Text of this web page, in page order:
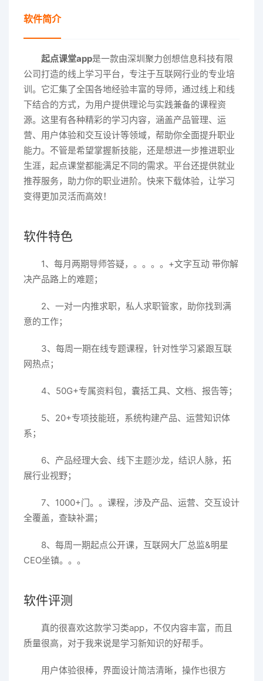
软件简介
起点课堂app是一款由深圳聚力创想信息科技有限
公司打造的线上学习平台，专注于互联网行业的专业培
训。它汇集了全国各地经验丰富的导师，通过线上和线
下结合的方式，为用户提供理论与实践兼备的课程资
源。这里有各种精彩的学习内容，涵盖产品管理、运
营、用户体验和交互设计等领域，帮助你全面提升职业
能力。不管是希望掌握新技能，还是想进一步推进职业
生涯，起点课堂都能满足不同的需求。平台还提供就业
推荐服务，助力你的职业进阶。快来下载体验，让学习
变得更加灵活而高效！
软件特色
1、每月两期导师答疑，。。。。+文字互动 带你解
决产品路上的难题；
2、一对一内推求职，私人求职管家，助你找到满
意的工作；
3、每周一期在线专题课程，针对性学习紧跟互联
网热点；
4、50G+专属资料包，囊括工具、文档、报告等；
5、20+专项技能班，系统构建产品、运营知识体
系；
6、产品经理大会、线下主题沙龙，结识人脉，拓
展行业视野；
7、1000+门。。课程，涉及产品、运营、交互设计
全覆盖，查缺补漏；
8、每周一期起点公开课，互联网大厂总监&明星
CEO坐镇。。。
软件评测
真的很喜欢这款学习类app，不仅内容丰富，而且
质量很高，对于我来说是学习新知识的好帮手。
用户体验很棒，界面设计简洁清晰，操作也很方